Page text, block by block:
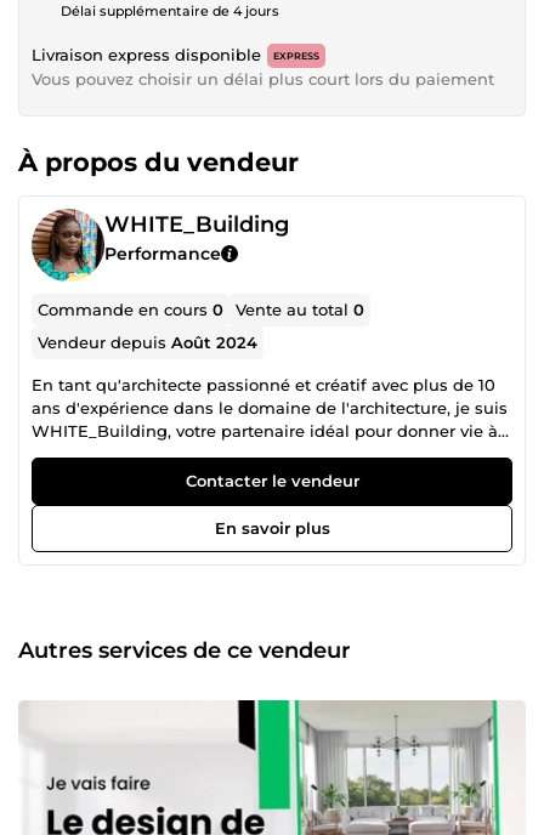
Délai supplémentaire de 4 jours
Livraison express disponible EXPRESS
Vous pouvez choisir un délai plus court lors du paiement
À propos du vendeur
WHITE_Building
Performance
Commande en cours0 Vente au total0
Vendeur depuisAoût 2024
En tant qu'architecte passionné et créatif avec plus de 10
ans d'expérience dans le domaine de l'architecture, je suis
WHITE_Building, votre partenaire idéal pour donner vie à
vos projets architecturaux. Ma carrière est marquée par un
engagement envers l'innovation, la durabilité et
l'esthétique, offrant des solutions architecturales uniques
qui répondent aux besoins spécifiques de chaque client.
Spécialités : Conception architecturale moderne et
commerciaux et résidentiels Ma philosophie repose sur la
conviction que chaque projet est une opportunité de créer
harmonieusement dans son environnement. Je m'efforce
d’allier créativité et fonctionnalité pour concevoir des
espaces qui inspirent et répondent aux attentes des
clients. -Compétences clés : Expertise en logiciels de
conception architecturale (AutoCAD, Revit, SketchUp)
Contacter le vendeur
En savoir plus
Autres services de ce vendeur